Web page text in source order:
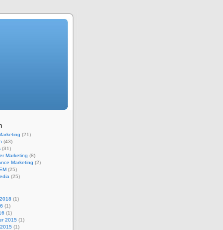
(21)
(43)
(31)
Marketing (8)
Marketing (2)
(25)
(25)
(1)
(1)
(1)
2015 (1)
(1)